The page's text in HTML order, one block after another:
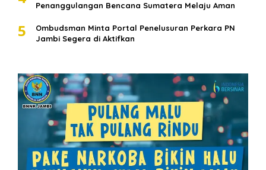
Penanggulangan Bencana Sumatera Melaju Aman
5
Ombudsman Minta Portal Penelusuran Perkara PN
Jambi Segera di Aktifkan